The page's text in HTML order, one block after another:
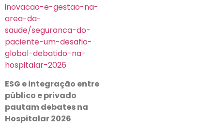
inovacao-e-gestao-na-
area-da-
saude/seguranca-do-
paciente-um-desafio-
global-debatido-na-
hospitalar-2026
ESG e integração entre
público e privado
pautam debates na
Hospitalar 2026